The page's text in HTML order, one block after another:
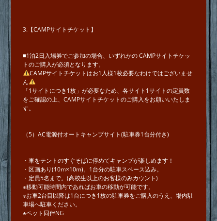
3.【CAMPサイトチケット】
■1泊2⽇⼊場券でご参加の場合、いずれかの CAMPサイトチケッ
トのご購⼊が必須となります。
CAMPサイトチケットはお1⼈様1枚必要なわけではございませ
ん
「1サイトにつき1枚」が必要なため、各サイト1サイトの定員数
をご確認の上、CAMPサイトチケットのご購⼊をお願いいたしま
す。
（5）AC電源付オートキャンプサイト(駐⾞券1台分付き)
・⾞をテントのすぐそばに停めてキャンプが楽しめます！
・区画あり(10m×10m)。1台分の駐⾞スペース込み。
・定員5名まで。(⾼校⽣以上のお客様のみカウント)
※移動可能時間内であればお⾞の移動が可能です。
※お⾞2台⽬以降は1台につき1枚の駐⾞券をご購⼊のうえ、場内駐
⾞場へ駐⾞ください。
※ペット同伴NG